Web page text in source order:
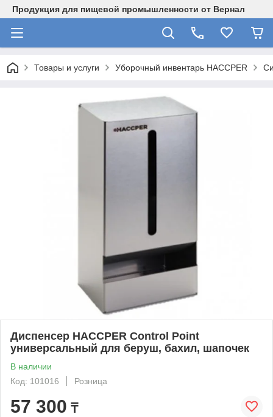
Продукция для пищевой промышленности от Вернал
Товары и услуги Уборочный инвентарь HACCPER
Диспенсер HACCPER Control Point
универсальный для беруш, бахил, шапочек
В наличии
Код: 101016
Розница
57 300 ₸